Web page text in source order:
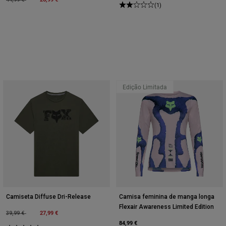
(1)
Camiseta Diffuse Dri-Release
Price reduced from
39,99 €to 27,99 €
Edição Limitada
Camisa feminina de manga longa
Flexair Awareness Limited Edition
84,99 €